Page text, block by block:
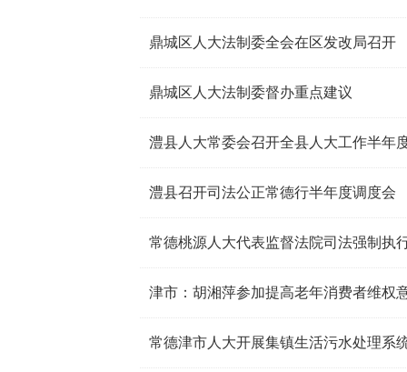
鼎城区人大法制委全会在区发改局召开
鼎城区人大法制委督办重点建议
澧县人大常委会召开全县人大工作半年
澧县召开司法公正常德行半年度调度会
常德桃源人大代表监督法院司法强制执
津市：胡湘萍参加提高老年消费者维权
常德津市人大开展集镇生活污水处理系